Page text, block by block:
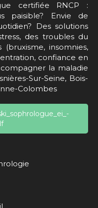
certifiée RNCP :
paisible? Envie de
Des solutions
des troubles du
insomnies,
confiance en
la maladie
Sur-Seine, Bois-
Colombes